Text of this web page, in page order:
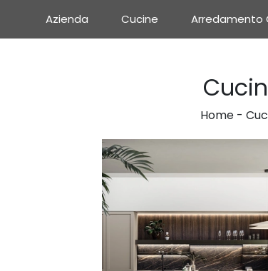
Azienda Cucine Arredamento
Home -